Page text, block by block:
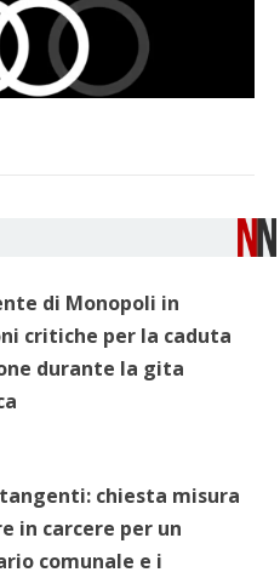
di Monopoli in
critiche per la caduta
durante la gita
chiesta misura
in carcere per un
comunale e i